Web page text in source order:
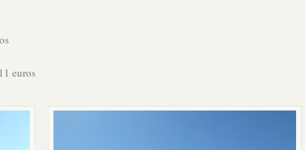
euros